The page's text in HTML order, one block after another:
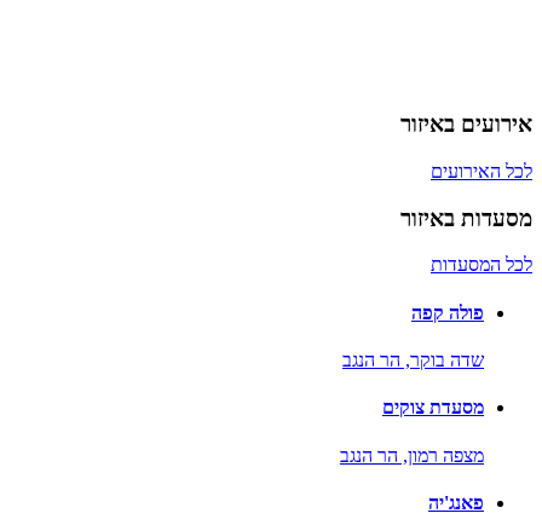
אירועים באיזור
לכל האירועים
מסעדות באיזור
לכל המסעדות
פולה קפה
שדה בוקר, הר הנגב
מסעדת צוקים
מצפה רמון, הר הנגב
פאנג'יה